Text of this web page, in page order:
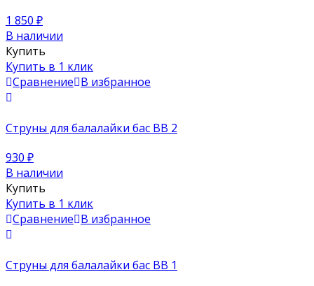
1 850 ₽
В наличии
Купить
Купить в 1 клик
Сравнение В избранное
Струны для балалайки бас BB 2
930 ₽
В наличии
Купить
Купить в 1 клик
Сравнение В избранное
Струны для балалайки бас BB 1